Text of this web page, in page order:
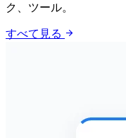
ク、ツール。
すべて見る arrow_forward